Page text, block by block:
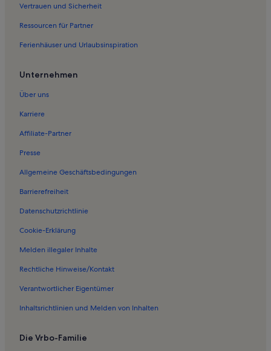
Ferienwohnungen in Mannerheimpark
Ferienwohnungen in Iin Wanha Hamina
Ferienwohnungen in Oulun Energia Areena
Ferienwohnungen in Universität Oulu
Ferienwohnungen in Oulu
Vertrauen und Sicherheit
Ressourcen für Partner
Ferienhäuser und Urlaubsinspiration
Unternehmen
Über uns
Karriere
Affiliate-Partner
Presse
Allgemeine Geschäftsbedingungen
Barrierefreiheit
Datenschutzrichtlinie
Cookie-Erklärung
Melden illegaler Inhalte
Rechtliche Hinweise/Kontakt
Verantwortlicher Eigentümer
Inhaltsrichtlinien und Melden von Inhalten
Die Vrbo-Familie